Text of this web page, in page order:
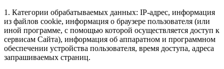
1. Категории обрабатываемых данных: IP-адрес, информация
из файлов cookie, информация о браузере пользователя (или
иной программе, с помощью которой осуществляется доступ к
сервисам Сайта), информация об аппаратном и программном
обеспечении устройства пользователя, время доступа, адреса
запрашиваемых страниц.